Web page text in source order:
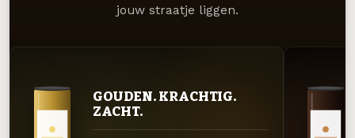
jouw straatje liggen.
GOUDEN. KRACHTIG.
ZACHT.